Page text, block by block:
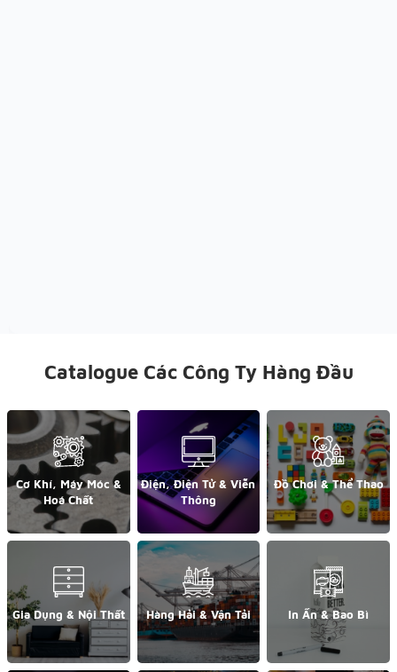
Catalogue Các Công Ty Hàng Đầu
Cơ Khí, Máy Móc &
Hoá Chất
Điện, Điện Tử & Viễn
Thông
Đồ Chơi & Thể Thao
Gia Dụng & Nội Thất Hàng Hải & Vận Tải In Ấn & Bao Bì